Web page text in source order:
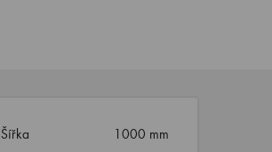
Šířka
1000 mm